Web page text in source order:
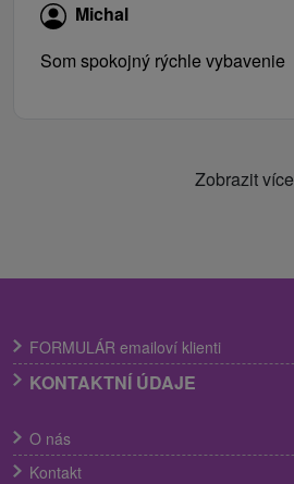
Michal
Som spokojný rýchle vybavenie
Zobrazit více
FORMULÁR emailoví klienti
KONTAKTNÍ ÚDAJE
O nás
Kontakt